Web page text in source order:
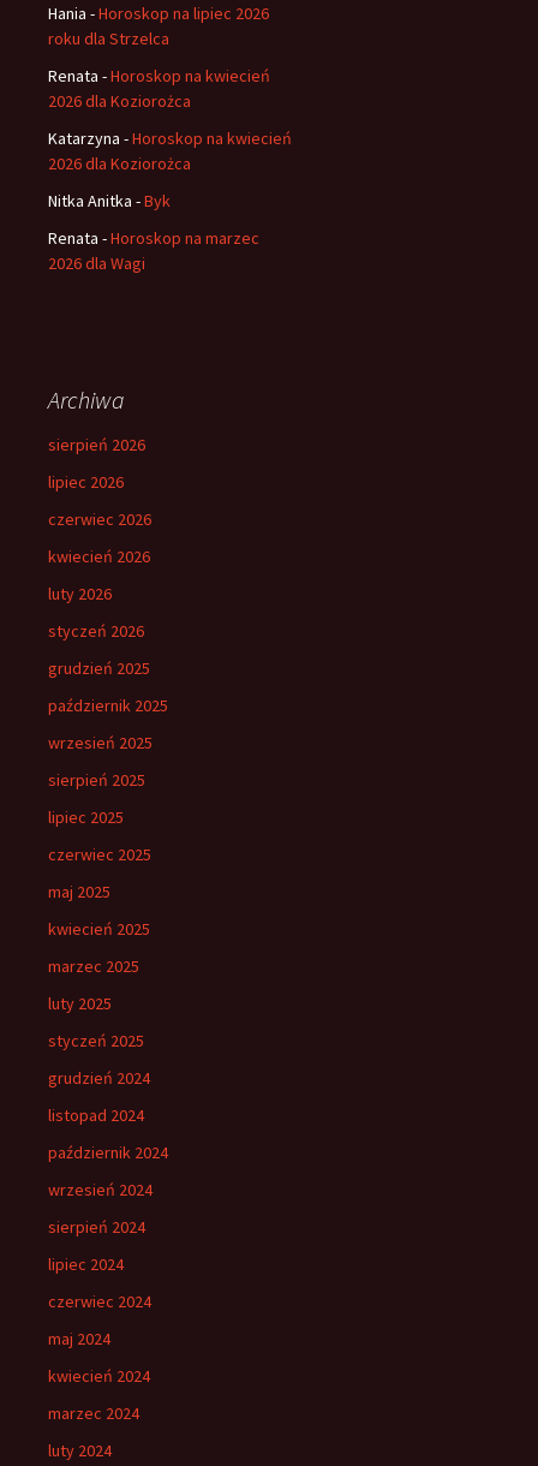
Hania -Horoskop na lipiec 2026
roku dla Strzelca
Renata -Horoskop na kwiecień
2026 dla Koziorożca
Katarzyna -Horoskop na kwiecień
2026 dla Koziorożca
Nitka Anitka -Byk
Renata -Horoskop na marzec
2026 dla Wagi
Archiwa
sierpień 2026
lipiec 2026
czerwiec 2026
kwiecień 2026
luty 2026
styczeń 2026
grudzień 2025
październik 2025
wrzesień 2025
sierpień 2025
lipiec 2025
czerwiec 2025
maj 2025
kwiecień 2025
marzec 2025
luty 2025
styczeń 2025
grudzień 2024
listopad 2024
październik 2024
wrzesień 2024
sierpień 2024
lipiec 2024
czerwiec 2024
maj 2024
kwiecień 2024
marzec 2024
luty 2024